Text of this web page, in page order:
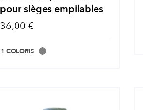
pour sièges empilables
36,00 €
1 COLORIS